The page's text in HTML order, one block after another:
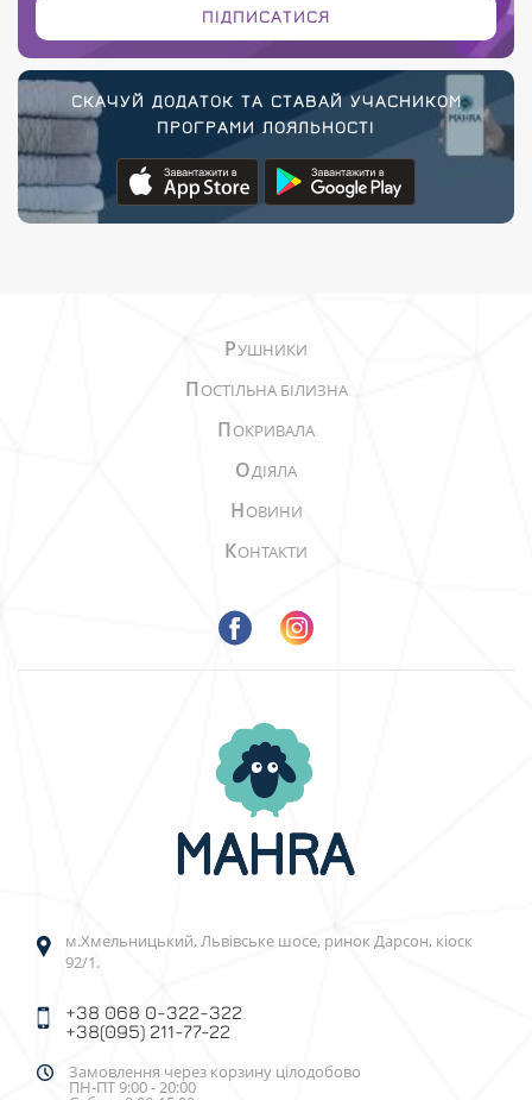
ПІДПИСАТИСЯ
СКАЧУЙ ДОДАТОК ТА СТАВАЙ УЧАСНИКОМ
ПРОГРАМИ ЛОЯЛЬНОСТІ
РУШНИКИ
ПОСТІЛЬНА БІЛИЗНА
ПОКРИВАЛА
ОДІЯЛА
НОВИНИ
КОНТАКТИ
м.Хмельницький, Львівське шосе, ринок Дарсон, кіоск
92/1.
+38 068 0-322-322
+38(095) 211-77-22
Замовлення через корзину цілодобово
ПН-ПТ 9:00 - 20:00